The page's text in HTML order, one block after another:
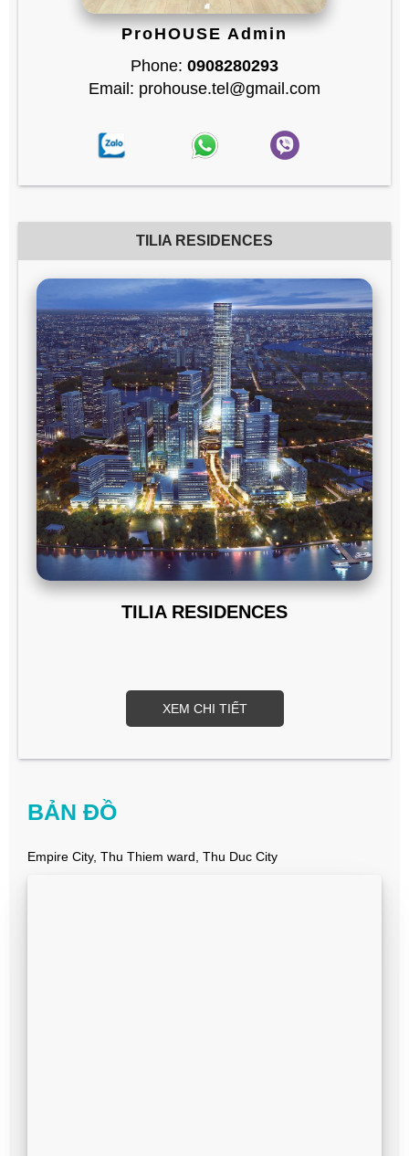
ProHOUSE Admin
Phone: 0908280293
Email: prohouse.tel@gmail.com
TILIA RESIDENCES
TILIA RESIDENCES
XEM CHI TIẾT
BẢN ĐỒ
Empire City, Thu Thiem ward, Thu Duc City